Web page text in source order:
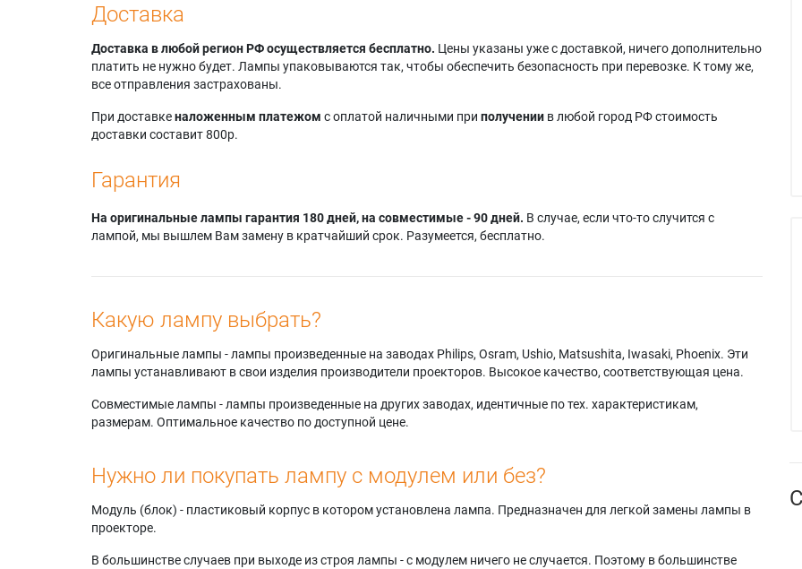
Доставка
Доставка в любой регион РФ осуществляется бесплатно. Цены указаны уже с доставкой, ничего дополнительно
платить не нужно будет. Лампы упаковываются так, чтобы обеспечить безопасность при перевозке. К тому же,
все отправления застрахованы.
При доставкеналоженным платежом с оплатой наличными при получении в любой город РФ стоимость
доставки составит 800р.
Гарантия
На оригинальные лампы гарантия 180 дней, на совместимые - 90 дней. В случае, если что-то случится с
лампой, мы вышлем Вам замену в кратчайший срок. Разумеется, бесплатно.
Какую лампу выбрать?
Оригинальные лампы - лампы произведенные на заводах Philips, Osram, Ushio, Matsushita, Iwasaki, Phoenix. Эти
лампы устанавливают в свои изделия производители проекторов. Высокое качество, соответствующая цена.
Совместимые лампы - лампы произведенные на других заводах, идентичные по тех. характеристикам,
размерам. Оптимальное качество по доступной цене.
Нужно ли покупать лампу с модулем или без?
Модуль (блок) - пластиковый корпус в котором установлена лампа. Предназначен для легкой замены лампы в
проекторе.
В большинстве случаев при выходе из строя лампы - с модулем ничего не случается. Поэтому в большинстве